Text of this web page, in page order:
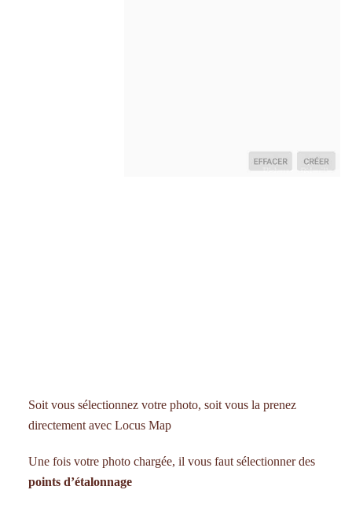
Soit vous sélectionnez votre photo, soit vous la prenez
directement avec Locus Map
Une fois votre photo chargée, il vous faut sélectionner des
points d’étalonnage